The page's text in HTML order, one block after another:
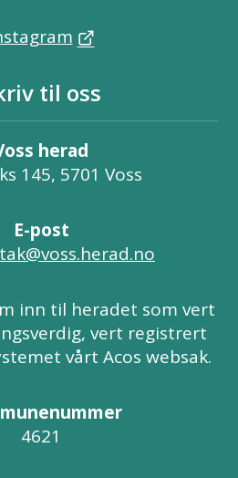
til oss
herad
145, 5701 Voss
E-post
inn til heradet som vert
vert registrert
vårt Acos websak.
4621